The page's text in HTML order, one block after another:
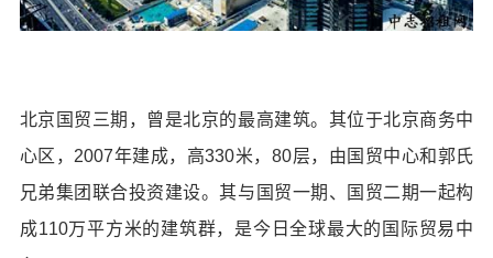
北京国贸三期，曾是北京的最高建筑。其位于北京商务中
心区，2007年建成，高330米，80层，由国贸中心和郭氏
兄弟集团联合投资建设。其与国贸一期、国贸二期一起构
成110万平方米的建筑群，是今日全球最大的国际贸易中